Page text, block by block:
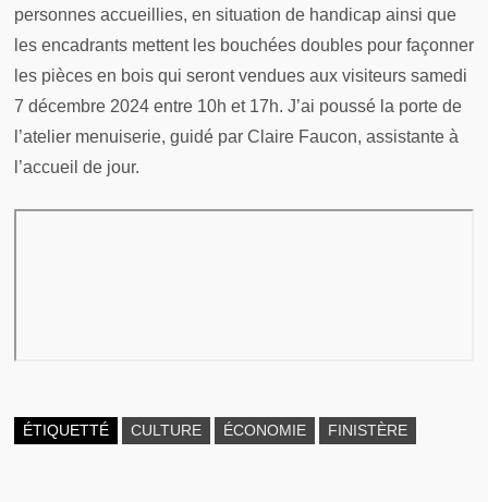
personnes accueillies, en situation de handicap ainsi que
les encadrants mettent les bouchées doubles pour façonner
les pièces en bois qui seront vendues aux visiteurs samedi
7 décembre 2024 entre 10h et 17h. J’ai poussé la porte de
l’atelier menuiserie, guidé par Claire Faucon, assistante à
l’accueil de jour.
ÉTIQUETTÉ CULTURE ÉCONOMIE FINISTÈRE